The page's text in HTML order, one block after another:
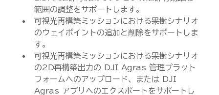
範囲の調整をサポートします。
可視光再構築ミッションにおける果樹シナリオ
のウェイポイントの追加と削除をサポートしま
す。
可視光再構築ミッションにおける果樹シナリオ
の2D再構築出力の DJI Agras 管理プラット
フォームへのアップロード、または DJI
Agras アプリへのエクスポートをサポートし